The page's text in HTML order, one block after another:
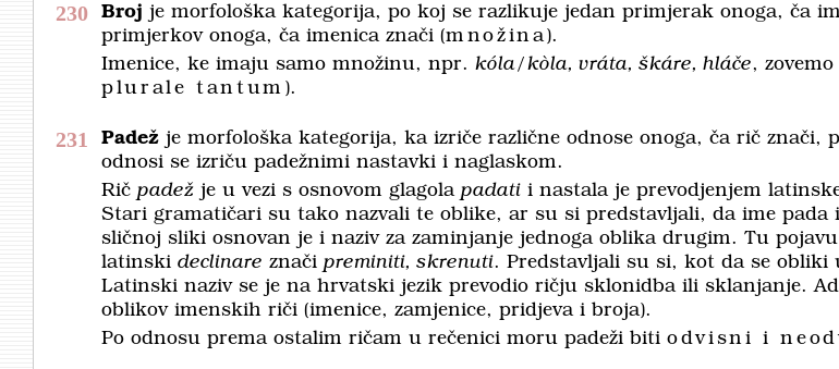
230 Broj je morfološka kategorija, po koj se razlikuje jedan primjerak onoga, ča
primjerkov onoga, ča imenica znači (množina).
Imenice, ke imaju samo množinu, npr. kóla/kòla, vráta, škáre, hláče, zovemo
plurale tantum ).
231 Padež je morfološka kategorija, ka izriče različne odnose onoga, ča rič znači,
odnosi se izriču padežnimi nastavki i naglaskom.
Rič padež je u vezi s osnovom glagola padati i nastala je prevodjenjem
Stari gramatičari su tako nazvali te oblike, ar su si predstavljali, da ime pada
sličnoj sliki osnovan je i naziv za zaminjanje jednoga oblika drugim. Tu
latinski declinare znači preminiti, skrenuti. Predstavljali su si, kot da se obliki
Latinski naziv se je na hrvatski jezik prevodio ričju sklonidba ili sklanjanje.
oblikov imenskih riči (imenice, zamjenice, pridjeva i broja).
Po odnosu prema ostalim ričam u rečenici moru padeži biti odvisni i